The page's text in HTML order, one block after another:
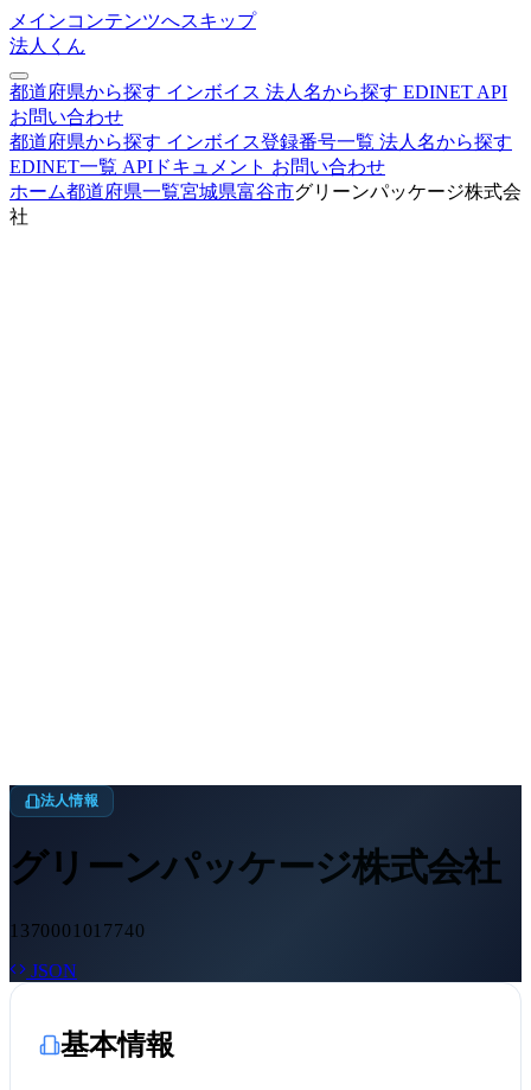
メインコンテンツへスキップ
法人くん
都道府県から探す インボイス 法人名から探す EDINET API
お問い合わせ
都道府県から探す インボイス登録番号一覧 法人名から探す
EDINET一覧 APIドキュメント お問い合わせ
ホーム都道府県一覧宮城県富谷市グリーンパッケージ株式会
社
法人情報
グリーンパッケージ株式会社
1370001017740
JSON
基本情報